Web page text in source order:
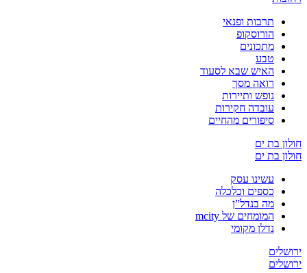
תרבות ופנאי
הורוסקופ
מתכונים
טבע
האיש שבא לסעוד
רואה מסך
נופש ותיירות
עובדה חקירות
סיפורים מהחיים
בת ים
בת ים
עשינו עסק
כספים וכלכלה
מה בנדל”ן
המומחים של mcity
נדלן מקומי